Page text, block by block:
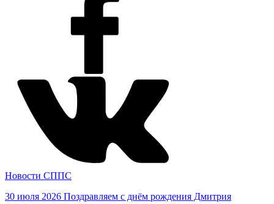
Новости СППС
30 июля 2026 Поздравляем с днём рождения Дмитрия